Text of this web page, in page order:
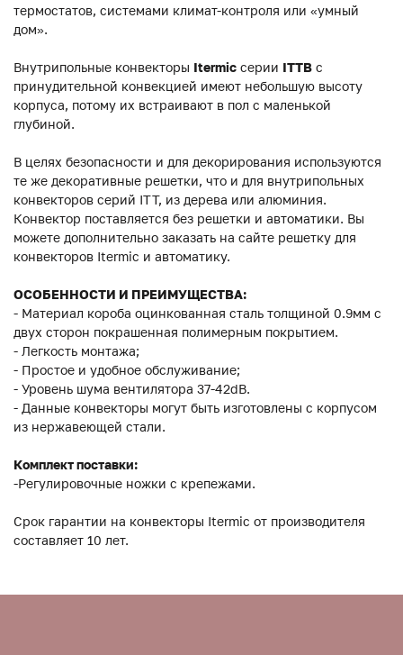
термостатов, системами климат-контроля или «умный
дом».
Внутрипольные конвекторы Itermic серии ITTB с
принудительной конвекцией имеют небольшую высоту
корпуса, потому их встраивают в пол с маленькой
глубиной.
В целях безопасности и для декорирования используются
те же декоративные решетки, что и для внутрипольных
конвекторов серий ITT, из дерева или алюминия.
Конвектор поставляется без решетки и автоматики. Вы
можете дополнительно заказать на сайте решетку для
конвекторов Itermic и автоматику.
ОСОБЕННОСТИ И ПРЕИМУЩЕСТВА:
- Материал короба оцинкованная сталь толщиной 0.9мм с
двух сторон покрашенная полимерным покрытием.
- Легкость монтажа;
- Простое и удобное обслуживание;
- Уровень шума вентилятора 37-42dB.
- Данные конвекторы могут быть изготовлены с корпусом
из нержавеющей стали.
Комплект поставки:
-Регулировочные ножки с крепежами.
Срок гарантии на конвекторы Itermic от производителя
составляет 10 лет.